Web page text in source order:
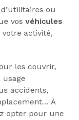
d’utilitaires ou
vos véhicules
votre activité,
les couvrir,
usage
accidents,
À
opter pour une